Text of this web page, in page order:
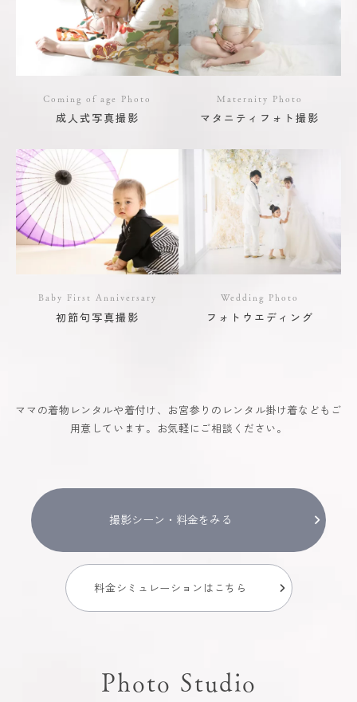
Coming of age Photo
成人式写真撮影
Maternity Photo
マタニティフォト撮影
Baby First Anniversary
初節句写真撮影
Wedding Photo
フォトウエディング
ママの着物レンタルや着付け、お宮参りのレンタル掛け着などもご
用意しています。お気軽にご相談ください。
撮影シーン・料金をみる
料金シミュレーションはこちら
Photo Studio